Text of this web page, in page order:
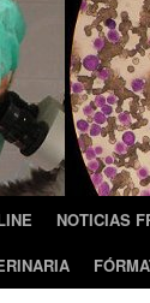
NOTICIAS